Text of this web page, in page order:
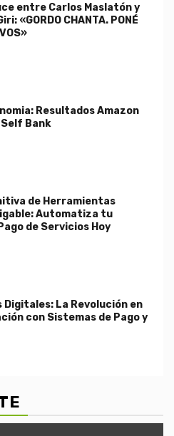
entre Carlos Maslatón y
«GORDO CHANTA. PONÉ
Resultados Amazon
Bank
de Herramientas
Automatiza tu
de Servicios Hoy
Digitales: La Revolución en
con Sistemas de Pago y